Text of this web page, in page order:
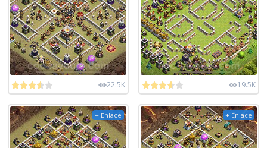
22.5K 19.5K
+ Enlace + Enlace